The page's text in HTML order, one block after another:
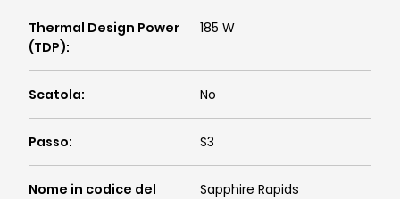
Thermal Design Power
(TDP):
185 W
Scatola: No
Passo: S3
Nome in codice del
Sapphire Rapids